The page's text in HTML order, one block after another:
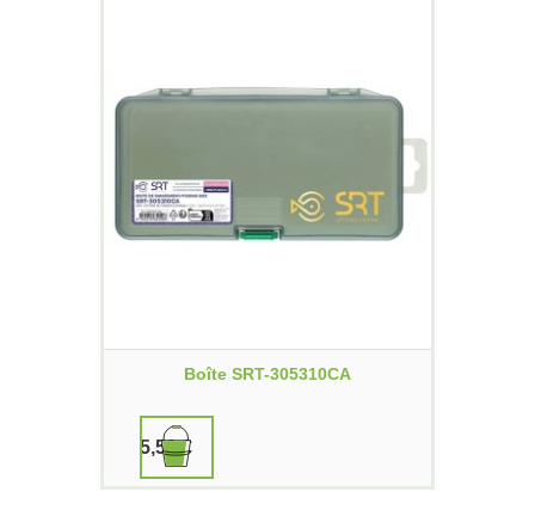
Boîte SRT-305310CA
5,50 €